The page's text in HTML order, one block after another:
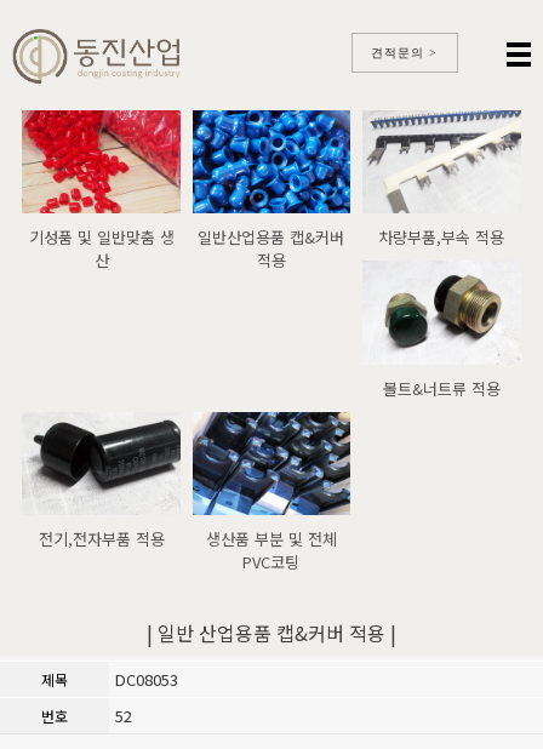
견적문의 >
기성품 및 일반맞춤 생
산
일반산업용품 캡&커버
적용
차량부품,부속 적용
볼트&너트류 적용
전기,전자부품 적용
생산품 부분 및 전체
PVC코팅
| 일반 산업용품 캡&커버 적용 |
제목 DC08053
번호 52